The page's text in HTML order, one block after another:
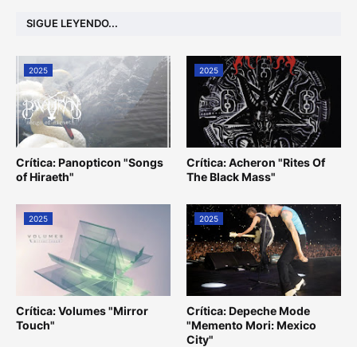
SIGUE LEYENDO...
2025
Crítica: Panopticon "Songs
of Hiraeth"
2025
Crítica: Acheron "Rites Of
The Black Mass"
2025
Crítica: Volumes "Mirror
Touch"
2025
Crítica: Depeche Mode
"Memento Mori: Mexico
City"